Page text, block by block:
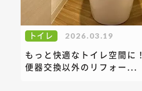
トイレ 2026.03.19
もっと快適なトイレ空間に！
便器交換以外のリフォー...